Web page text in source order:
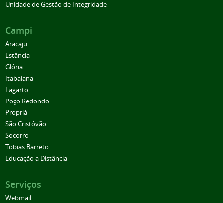
Unidade de Gestão de Integridade
Campi
Aracaju
Estância
Glória
Itabaiana
Lagarto
Poço Redondo
Propriá
São Cristóvão
Socorro
Tobias Barreto
Educação a Distância
Serviços
Webmail